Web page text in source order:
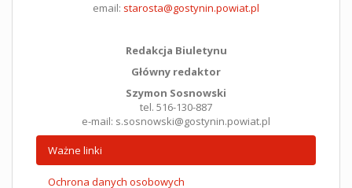
email: starosta@gostynin.powiat.pl
Redakcja Biuletynu
Główny redaktor
Szymon Sosnowski
tel. 516-130-887
e-mail: s.sosnowski@gostynin.powiat.pl
Ważne linki
Ochrona danych osobowych